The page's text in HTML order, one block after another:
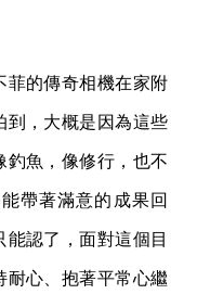
菲的傳奇相機在家附
到，大概是因為這些
釣魚，像修行，也不
帶著滿意的成果回
認了，面對這個目
耐心、抱著平常心繼